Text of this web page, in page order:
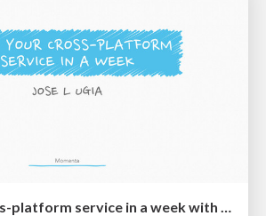
Build your cross-platform service in a week with App Engine